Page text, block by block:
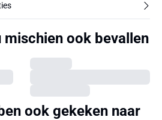
mischien ook bevallen
ook gekeken naar